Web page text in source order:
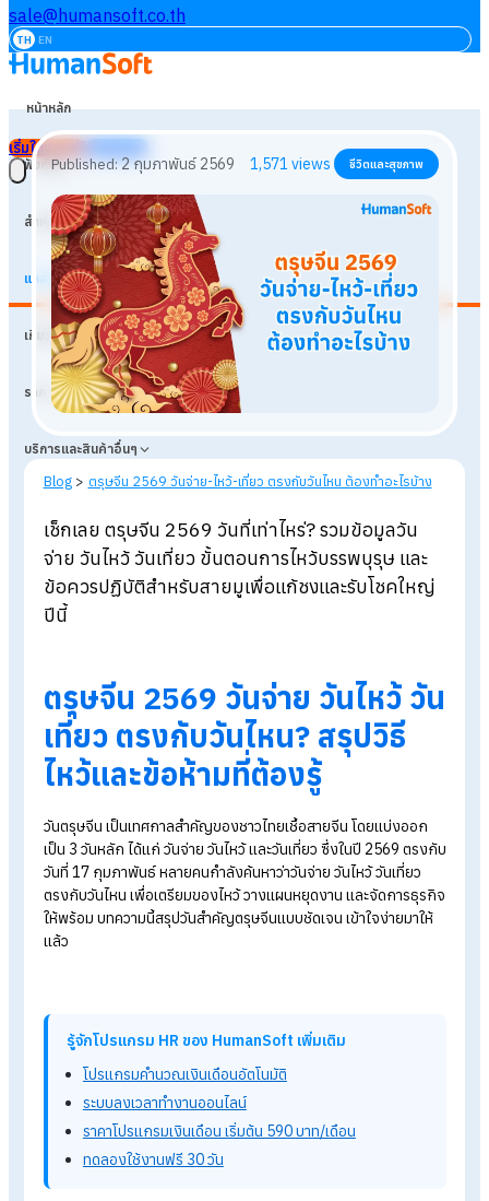
sale@humansoft.co.th
TH EN
หน้าหลัก
ฟังก์ชัน
สำหรับธุรกิจ
แหล่งเรียนรู้
เกี่ยวกับเรา
ราคา
บริการและสินค้าอื่นๆ
เริ่มใช้งานฟรี
Published:2 กุมภาพันธ์ 2569 1,571views ชีวิตและสุขภาพ
Blog > ตรุษจีน 2569 วันจ่าย-ไหว้-เที่ยว ตรงกับวันไหน ต้องทำอะไรบ้า
เช็กเลย ตรุษจีน 2569วันที่เท่าไหร่?รวมข้อมูลวัน
จ่าย วันไหว้ วันเที่ยว ขั้นตอนการไหว้บรรพบุรุษ และ
ปีนี้
ตรุษจีน 2569 วันจ่าย วันไหว้
ไหว้และข้อห้ามที่ต้องรู้
วันตรุษจีนเป็นเทศกาลสำคัญของชาวไทยเชื้อสายจีน โดยแบ่งออก
เป็น 3วันหลัก ได้แก่วันจ่าย วันไหว้ และวันเที่ยว
วันที่ 17 กุมภาพันธ์ หลายคนกำลังค้นหาว่าวันจ่าย วันไหว้ วันเที่ยว
ตรงกับวันไหนเพื่อเตรียมของไหว้ วางแผนหยุดงาน และจัดการธุ
ให้พร้อม บทความนี้สรุปวันสำคัญตรุษจีนแบบชัดเจน เข้าใจง่ายมาใ